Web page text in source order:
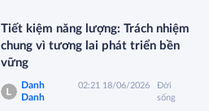
Tiết kiệm năng lượng: Trách nhiệm
chung vì tương lai phát triển bền
vững
Danh
Danh
02:21 18/06/2026
Đời
sống